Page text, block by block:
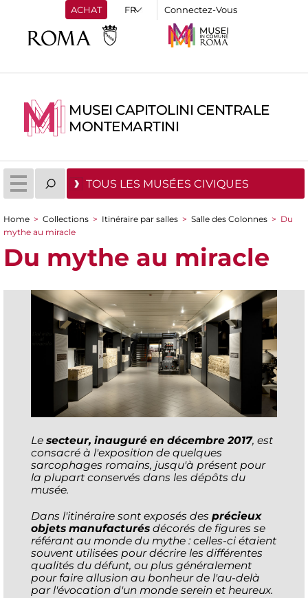
ACHAT Connectez-Vous
MUSEI CAPITOLINI CENTRALE
MONTEMARTINI
TOUS LES MUSÉES CIVIQUES
You are here
Home > Collections > Itinéraire par salles > Salle des Colonnes > Du
mythe au miracle
Du mythe au miracle
Le secteur, inauguré en décembre 2017, est
consacré à l'exposition de quelques
sarcophages romains, jusqu'à présent pour
la plupart conservés dans les dépôts du
musée.
Dans l'itinéraire sont exposés des précieux
objets manufacturés décorés de figures se
référant au monde du mythe : celles-ci étaient
souvent utilisées pour décrire les différentes
qualités du défunt, ou plus généralement
pour faire allusion au bonheur de l'au-delà
par l'évocation d'un monde serein et heureux.